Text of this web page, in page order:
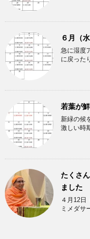
６月（
急に湿度
に戻った
若葉が
新緑の候
激しい時
たくさ
ました
４月12日
ミメダサ